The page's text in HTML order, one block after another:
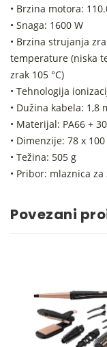
• Brzina motora:
• Snaga: 1600 W
• Brzina strujanja
temperature (niska
zrak 105 °C)
• Tehnologija
• Dužina kabela: 1,8
• Materijal: PA66 +
• Dimenzije: 78 x
• Težina: 505 g
• Pribor: mlaznica za
Povezani